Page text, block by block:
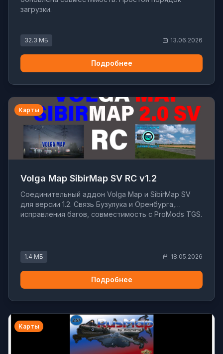
загрузки.
32.3 МБ 13.06.2026
Подробнее
Карты
Volga Map SibirMap SV RC v1.2
Соединительный аддон Volga Map и SibirMap SV
для версии 1.2. Связь Бузулука и Оренбурга,
исправления багов, совместимость с ProMods TGS.
1.4 МБ 18.05.2026
Подробнее
Карты